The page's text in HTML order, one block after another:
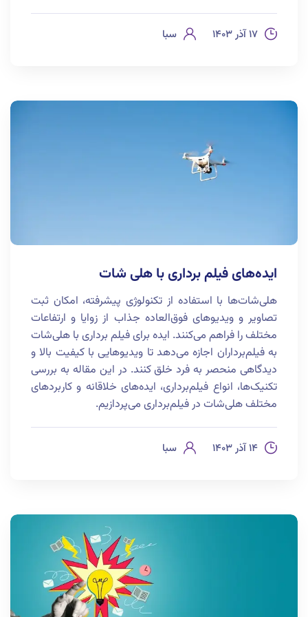
۱۷ آذر ۱۴۰۳ سبا
ایده‌های فیلم برداری با هلی شات
هلی‌شات‌ها با استفاده از تکنولوژی پیشرفته، امکان ثبت
تصاویر و ویدیوهای فوق‌العاده جذاب از زوایا و ارتفاعات
مختلف را فراهم می‌کنند. ایده برای فیلم برداری با هلی‌شات
به فیلم‌برداران اجازه می‌دهد تا ویدیوهایی با کیفیت بالا و
دیدگاهی منحصر به فرد خلق کنند. در این مقاله به بررسی
تکنیک‌ها، انواع فیلم‌برداری، ایده‌های خلاقانه و کاربردهای
مختلف هلی‌شات در فیلم‌برداری می‌پردازیم.
۱۴ آذر ۱۴۰۳ سبا